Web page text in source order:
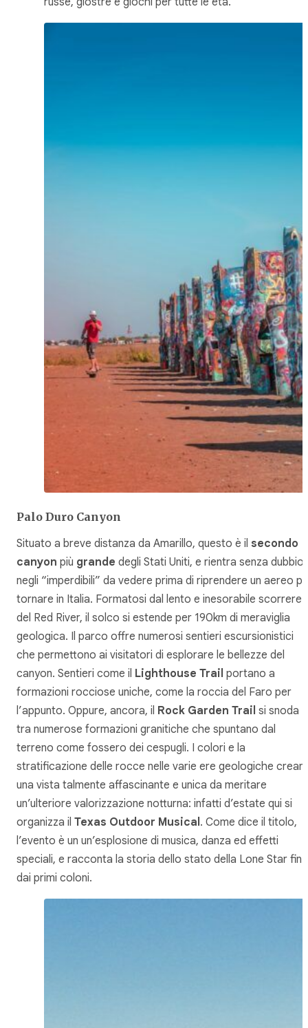
Palo Duro Canyon
Situato a breve distanza da Amarillo, questo è il secondo
canyon più grande degli Stati Uniti, e rientra senza dubbio
negli “imperdibili” da vedere prima di riprendere un aereo
tornare in Italia. Formatosi dal lento e inesorabile scorrere
del Red River, il solco si estende per 190km di meraviglia
geologica. Il parco offre numerosi sentieri escursionistici
che permettono ai visitatori di esplorare le bellezze del
canyon. Sentieri come il Lighthouse Trail portano a
formazioni rocciose uniche, come la roccia del Faro per
l’appunto. Oppure, ancora, il Rock Garden Trail si snoda
tra numerose formazioni granitiche che spuntano dal
terreno come fossero dei cespugli. I colori e la
stratificazione delle rocce nelle varie ere geologiche
una vista talmente affascinante e unica da meritare
un’ulteriore valorizzazione notturna: infatti d’estate qui si
organizza il Texas Outdoor Musical . Come dice il titolo,
l’evento è un un’esplosione di musica, danza ed effetti
speciali, e racconta la storia dello stato della Lone Star fin
dai primi coloni.